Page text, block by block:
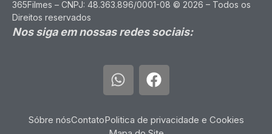
365Filmes – CNPJ: 48.363.896/0001-08 © 2026 – Todos os
Direitos reservados
Nos siga em nossas redes sociais:
Sóbre nósContatoPolitica de privacidade e Cookies